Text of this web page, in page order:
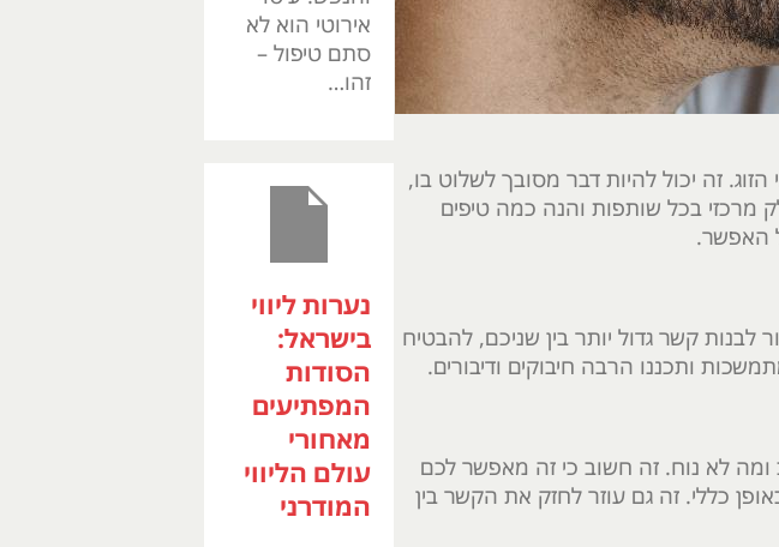
זה יכול להיות דבר מסובך לשלוט בו,
מרכזי בכל שותפות והנה כמה טיפים
האפשר.
לבנות קשר גדול יותר בין שניכם, להבטיח
ותכננו הרבה חיבוקים ודיבורים.
לא נוח. זה חשוב כי זה מאפשר לכם
כללי. זה גם עוזר לחזק את הקשר בין
אירוטי הוא לא
סתם טיפול –
זהו…
נערות ליווי
בישראל:
הסודות
המפתיעים
מאחורי
עולם הליווי
המודרני